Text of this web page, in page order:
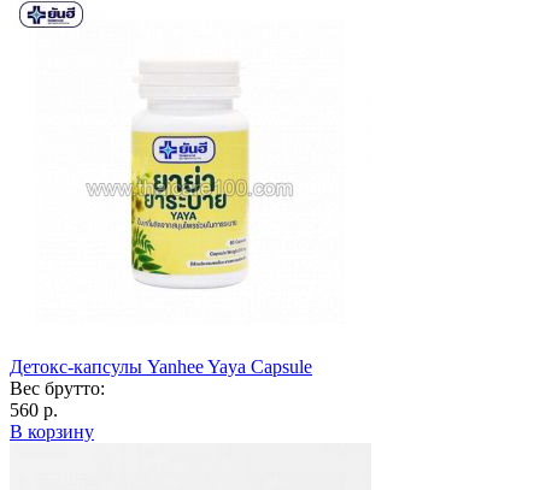
Детокс-капсулы Yanhee Yaya Capsule
Вес брутто:
560 р.
В корзину